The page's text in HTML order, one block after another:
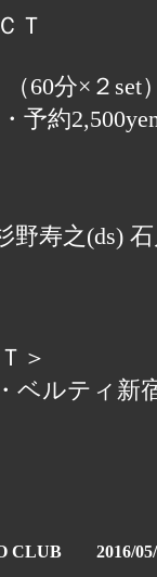
Ｔ
60分×２set
予約
野寿之(ds)
＞
ベルティ新
CLUB 2016/